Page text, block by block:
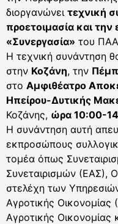
διοργανώνει τεχνική
προετοιμασία και
«Συνεργασία» του
Η τεχνική συνάντηση
στην Κοζάνη, την
στo Αμφιθέατρο
Ηπείρου-Δυτικής
Κοζάνης, ώρα 10:00-
Η συνάντηση αυτή
εκπροσώπους
τομέα όπως
Συνεταιρισμών
στελέχη των
Αγροτικής
Αγροτικής Οικονομίας